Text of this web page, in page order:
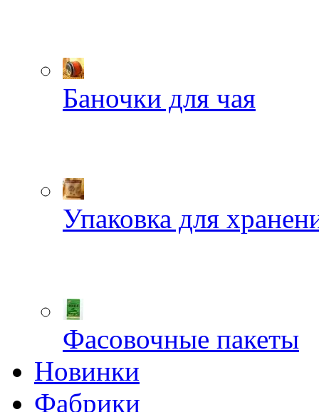
Баночки для чая
Упаковка для
Фасовочные пакеты
Новинки
Фабрики